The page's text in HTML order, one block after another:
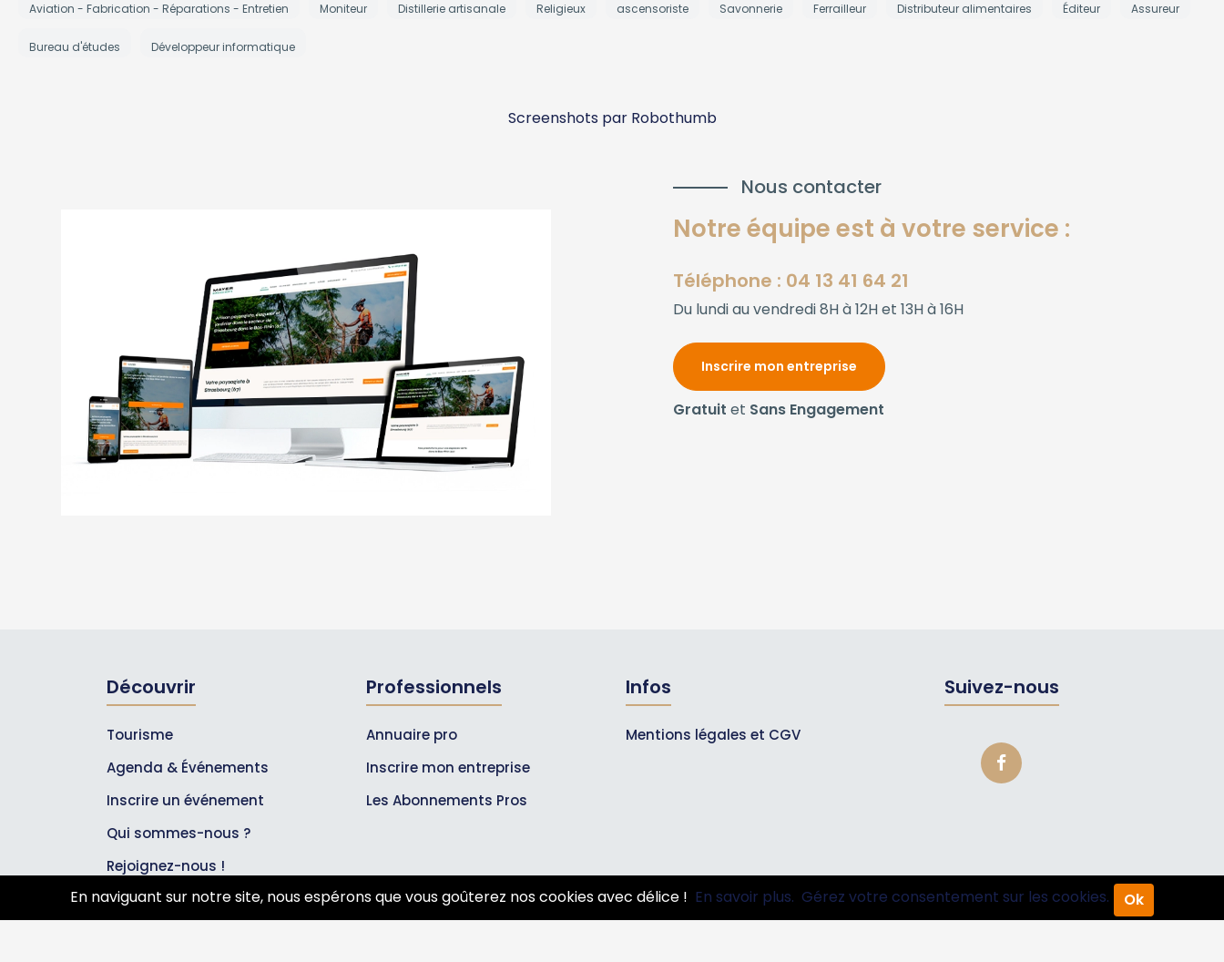
Aviation - Fabrication - Réparations - Entretien Moniteur Distillerie artisanale Religieux ascensoriste Savonnerie Ferrailleur Distributeur alimentaires Éditeur Assureur
Bureau d'études Développeur informatique
Screenshots par Robothumb
Nous contacter
Notre équipe est à votre service :
Téléphone : 04 13 41 64 21
Du lundi au vendredi 8H à 12H et 13H à 16H
Inscrire mon entreprise
Gratuit et Sans Engagement
Découvrir
Tourisme
Agenda & Événements
Inscrire un événement
Qui sommes-nous ?
Rejoignez-nous !
Partenaires
Professionnels
Annuaire pro
Inscrire mon entreprise
Les Abonnements Pros
Infos
Mentions légales et CGV
Suivez-nous
En naviguant sur notre site, nous espérons que vous goûterez nos cookies avec délice ! En savoir plus. Gérez votre consentement sur les cookies. Ok